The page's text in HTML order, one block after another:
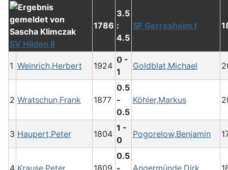
SV Hilden II
1786
3.5
:
4.5
SF Gerresheim I
1 Weinrich,Herbert 1924
0 -
1
Goldblat,Michael
2 Wratschun,Frank 1877
0.5
-
0.5
Köhler,Markus
3 Haupert,Peter 1804
1 -
0
Pogorelow,Benjamin
0.5